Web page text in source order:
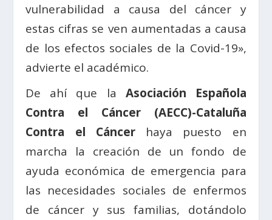
vulnerabilidad a causa del cáncer y
estas cifras se ven aumentadas a causa
de los efectos sociales de la Covid-19»,
advierte el académico.
De ahí que la Asociación Española
Contra el Cáncer (AECC)-Cataluña
Contra el Cáncerhaya puesto en
marcha la creación de un fondo de
ayuda económica de emergencia para
las necesidades sociales de enfermos
de cáncer y sus familias, dotándolo